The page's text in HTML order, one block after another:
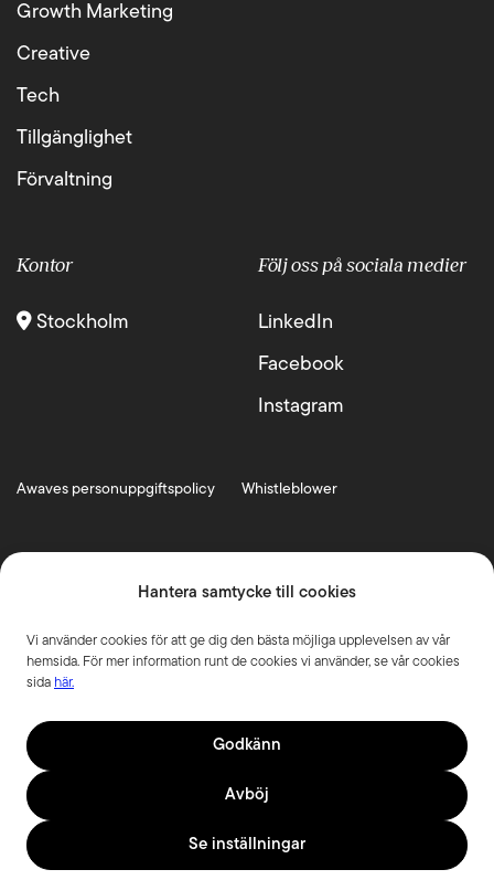
Hantera samtycke till cookies
Vi använder cookies för att ge dig den bästa möjliga upplevelsen av vår
hemsida. För mer information runt de cookies vi använder, se vår cookies
sida här.
Godkänn
Avböj
Se inställningar
Growth Marketing
Creative
Tech
Tillgänglighet
Förvaltning
Kontor
Stockholm
Följ oss på sociala medier
LinkedIn
Facebook
Instagram
Awaves personuppgiftspolicy Whistleblower